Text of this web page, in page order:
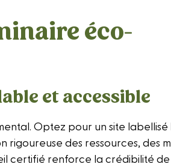
éco-
et accessible
Optez pour un site labellisé
rigoureuse des ressources, des
certifié renforce la crédibilité